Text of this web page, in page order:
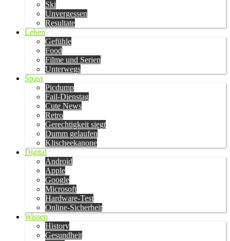
Ski
Unvergessen
Resultate
Leben
Gefühle
Food
Filme und Serien
Unterwegs
Spass
Picdump
Fail-Dienstag
Cute News
Retro
Gerechtigkeit siegt
Dumm gelaufen
Klischeekanone
Digital
Android
Apple
Google
Microsoft
Hardware-Test
Online-Sicherheit
Wissen
History
Gesundheit